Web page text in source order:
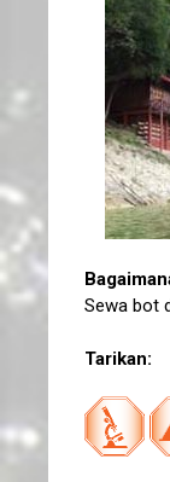
Sewa bot
Tarikan: